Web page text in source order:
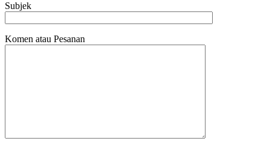
Subjek
Komen atau Pesanan